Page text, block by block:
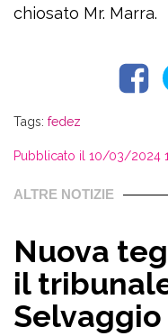
chiosato Mr. Marra.
Tags: fedez
Pubblicato il 10/03/2024
ALTRE NOTIZIE
Nuova
il
Selvaggio